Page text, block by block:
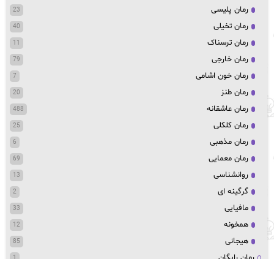
رمان پلیسی 23
رمان تخیلی 40
رمان ترسناک 11
رمان خارجی 79
رمان خون اشامی 7
رمان طنز 20
رمان عاشقانه 488
رمان کلکلی 25
رمان مذهبی 6
رمان معمایی 69
روانشناسی 13
گرگینه ای 2
مافیایی 33
همخونه 12
هیجانی 85